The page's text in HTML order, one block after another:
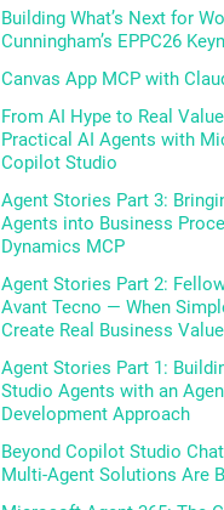
Building What’s Next for
Cunningham’s EPPC26
Canvas App MCP with
From AI Hype to Real
Practical AI Agents with
Copilot Studio
Agent Stories Part 3:
Agents into Business
Dynamics MCP
Agent Stories Part 2:
Avant Tecno — When
Create Real Business Value
Agent Stories Part 1:
Studio Agents with an
Development Approach
Beyond Copilot Studio
Multi-Agent Solutions Are